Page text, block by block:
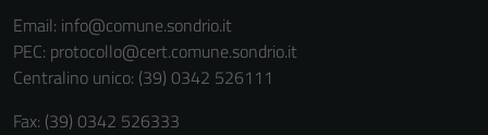
Email: info@comune.sondrio.it
PEC: protocollo@cert.comune.sondrio.it
Centralino unico: (39) 0342 526111
Fax: (39) 0342 526333
del sito e non